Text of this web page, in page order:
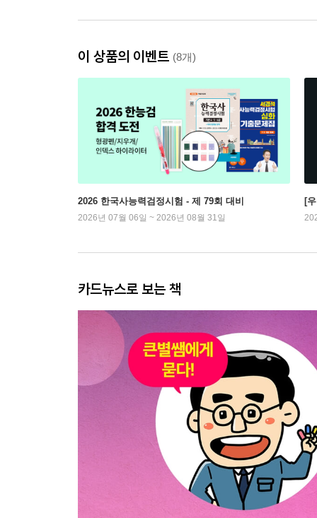
이 상품의 이벤트 (8개)
2026 한국사능력검정시험 - 제 79회 대비
2026년 07월 06일 ~ 2026년 08월 31일
[
카드뉴스로 보는 책